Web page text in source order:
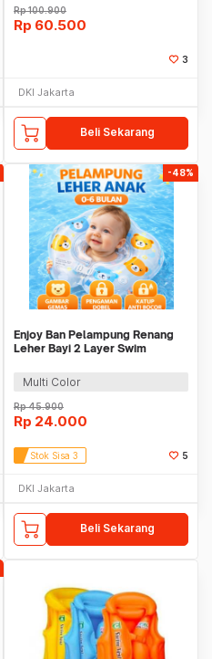
Rp100.900
Rp 60.500
3
DKI Jakarta
Beli Sekarang
-48%
Enjoy Ban Pelampung Renang
Leher Bayi 2 Layer Swim
Multi Color
Rp45.900
Rp 24.000
Stok Sisa 3 5
DKI Jakarta
Beli Sekarang